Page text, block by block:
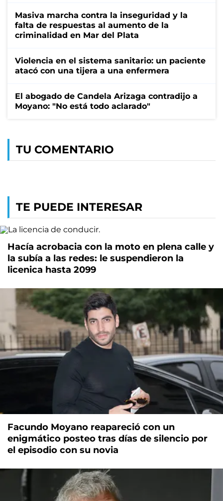
Masiva marcha contra la inseguridad y la
falta de respuestas al aumento de la
criminalidad en Mar del Plata
Violencia en el sistema sanitario: un paciente
atacó con una tijera a una enfermera
El abogado de Candela Arizaga contradijo a
Moyano: "No está todo aclarado"
TU COMENTARIO
TE PUEDE INTERESAR
Hacía acrobacia con la moto en plena calle y
la subía a las redes: le suspendieron la
licenica hasta 2099
Facundo Moyano reapareció con un
enigmático posteo tras días de silencio por
el episodio con su novia